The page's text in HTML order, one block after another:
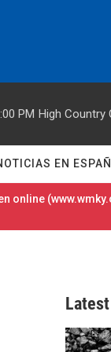
PM High Country
EN
online (